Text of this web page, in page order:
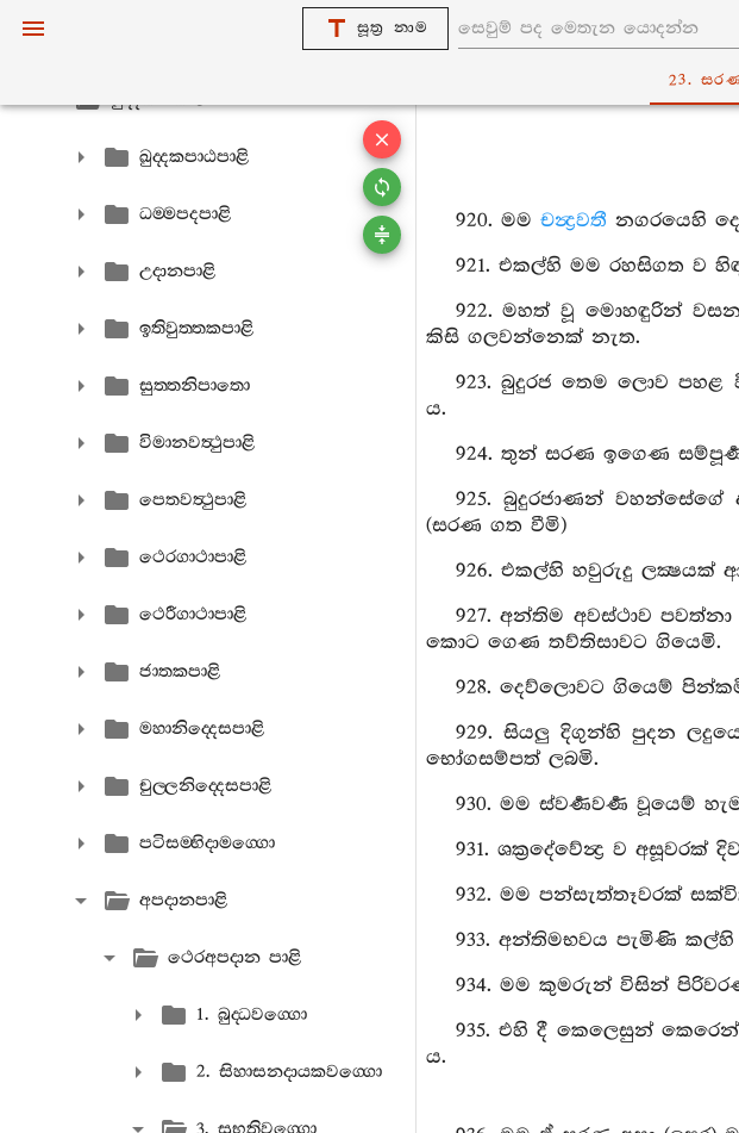
සූත්‍ර නාම
23.
ඛුද‍්දකනිකායො
ඛුද‍්දකපාඨපාළි
ධම‍්මපදපාළි
උදානපාළි
ඉතිවුත‍්තකපාළි
සුත‍්තනිපාතො
විමානවත්‍ථුපාළි
පෙතවත්‍ථුපාළි
ථෙරගාථාපාළි
ථෙරීගාථාපාළි
ජාතකපාළි
මහානිද‍්දෙසපාළි
චුල‍්ලනිද‍්දෙසපාළි
පටිසම‍්භිදාමග‍්ගො
අපදානපාළි
ථෙරඅපදාන පාළි
1. බුද‍්ධවග‍්ගො
2. සිහාසනදායකවග‍්ගො
920. මම චන්‍ද්‍රවතී නගරයෙහි
921. එකල්හි මම රහසිගත ව
922. මහත් වූ මොහඳුරින්
කිසි ගලවන්නෙක් නැත.
923. බුදුරජ තෙම ලොව
ය.
924. තුන් සරණ ඉගෙණ
925. බුදුරජාණන් වහන්සේගේ
(සරණ ගත වීමි)
926. එකල්හි හවුරුදු ලක්‍ෂයක්
927. අන්තිම අවස්ථාව
කොට ගෙණ තව්තිසාවට ගියෙමි.
928. දෙව්ලොවට ගියෙම්
929. සියලු දිගුන්හි පුදන
භෝගසම්පත් ලබමි.
930. මම ස්වර්‍ණවර්‍ණ වූයෙම්
931. ශක්‍රදේවේන්‍ද්‍ර ව
932. මම පන්සැත්තෑවරක්
933. අන්තිමභවය පැමිණි
934. මම කුමරුන් විසින්
935. එහි දී කෙලෙසුන්
ය.